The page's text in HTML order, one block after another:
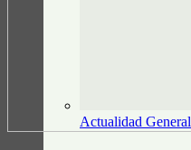
Actualidad General